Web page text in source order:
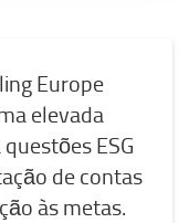
Europe
elevada
ESG
de contas
às metas.